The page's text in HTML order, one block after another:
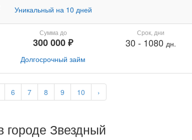
6 7 8 9 10 ›
Уникальный на 10 дней
Сумма до
300 000 ₽
Долгосрочный займ
Срок, дни
30 - 1080 дн.
городе Звездный